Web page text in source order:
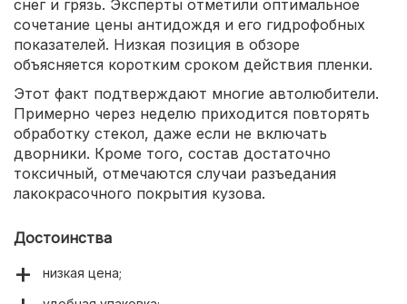
снег и грязь. Эксперты отметили оптимальное
сочетание цены антидождя и его гидрофобных
показателей. Низкая позиция в обзоре
объясняется коротким сроком действия пленки.
Этот факт подтверждают многие автолюбители.
Примерно через неделю приходится повторять
обработку стекол, даже если не включать
дворники. Кроме того, состав достаточно
токсичный, отмечаются случаи разъедания
лакокрасочного покрытия кузова.
Достоинства
низкая цена;